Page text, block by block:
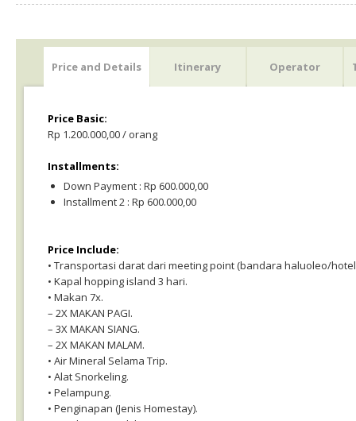
Price and Details Itinerary Operator
Price Basic:
Rp 1.200.000,00 / orang
Installments:
Down Payment : Rp 600.000,00
Installment 2 : Rp 600.000,00
Price Include:
• Transportasi darat dari meeting point (bandara haluoleo/
• Kapal hopping island 3 hari.
• Makan 7x.
– 2X MAKAN PAGI.
– 3X MAKAN SIANG.
– 2X MAKAN MALAM.
• Air Mineral Selama Trip.
• Alat Snorkeling.
• Pelampung.
• Penginapan (Jenis Homestay).